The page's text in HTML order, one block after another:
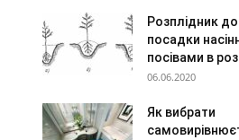
Розплідник
посадки
посівами в
06.06.2020
Як вибрати